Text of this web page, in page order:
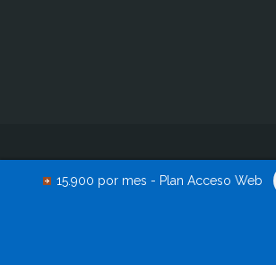
15.900 por mes - Plan Acceso Web
Renovar acceso
0 productos